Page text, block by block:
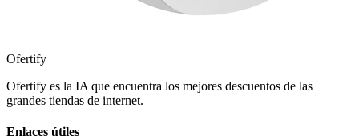
Ofertify
Ofertify es la IA que encuentra los mejores descuentos de las
grandes tiendas de internet.
Enlaces útiles